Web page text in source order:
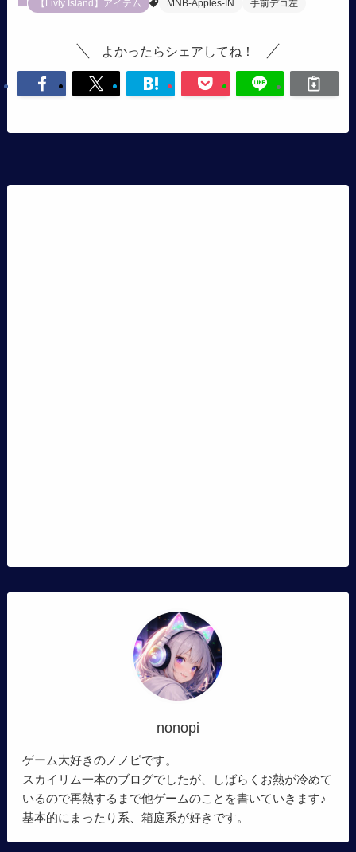
【Livly Island】アイテム MNB-Apples-IN 手前デコ左
よかったらシェアしてね！
nonopi
ゲーム大好きのノノピです。
スカイリム一本のブログでしたが、しばらくお熱が冷めて
いるので再熱するまで他ゲームのことを書いていきます♪
基本的にまったり系、箱庭系が好きです。